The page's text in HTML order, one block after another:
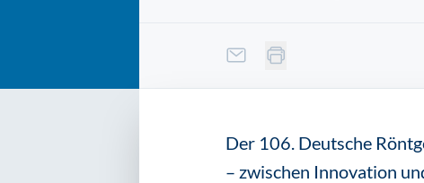
Der 106. Deutsche
– zwischen Innovation